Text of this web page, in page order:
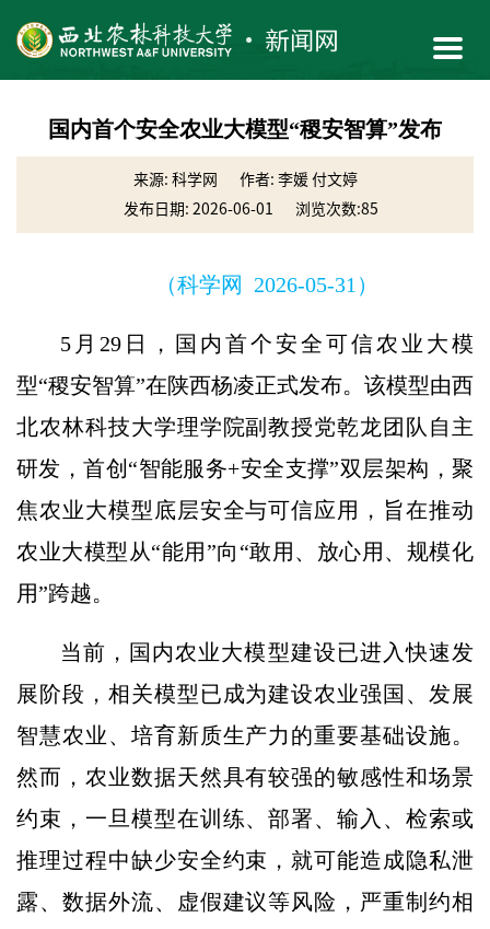
国内首个安全农业大模型“稷安智算”发布
来源: 科学网
作者: 李媛 付文婷
发布日期: 2026-06-01
浏览次数:85
（科学网 2026-05-31）
5月29日，国内首个安全可信农业大模
型“稷安智算”在陕西杨凌正式发布。该模型由西
北农林科技大学理学院副教授党乾龙团队自主
研发，首创“智能服务+安全支撑”双层架构，聚
焦农业大模型底层安全与可信应用，旨在推动
农业大模型从“能用”向“敢用、放心用、规模化
用”跨越。
当前，国内农业大模型建设已进入快速发
展阶段，相关模型已成为建设农业强国、发展
智慧农业、培育新质生产力的重要基础设施。
然而，农业数据天然具有较强的敏感性和场景
约束，一旦模型在训练、部署、输入、检索或
推理过程中缺少安全约束，就可能造成隐私泄
露、数据外流、虚假建议等风险，严重制约相